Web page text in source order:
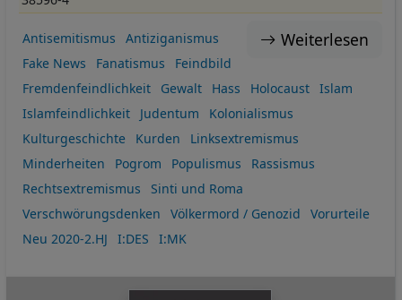
Weiterlesen
Antisemitismus
Antiziganismus
Fake News
Fanatismus
Feindbild
Fremdenfeindlichkeit
Gewalt Hass Holocaust
Islam
Islamfeindlichkeit
Judentum
Kolonialismus
Kulturgeschichte
Kurden
Linksextremismus
Minderheiten
Pogrom Populismus
Rassismus
Rechtsextremismus
Sinti und Roma
Verschwörungsdenken
Völkermord / Genozid
Vorurteile
Neu 2020-2.HJ
I:DES I:MK